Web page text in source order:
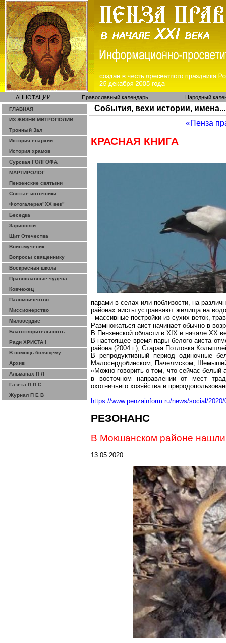
АННОТАЦИИ Православный календарь Народный
ГЛАВНАЯ
ИЗ ЖИЗНИ МИТРОПОЛИИ
Тронный Зал
История епархии
История храмов
Сурская ГОЛГОФА
МАРТИРОЛОГ
Пензенские святыни
Святые источники
Фотогалерея"ХХ век"
Беседка
Зарисовки
Щит Отечества
Воин-мученик
Вопросы священнику
Воскресная школа
Православные чудеса
Ковчежец
Паломничество
Миссионерство
Милосердие
Благотворительность
Ради ХРИСТА !
В помощь болящему
Архив
Альманах П Л
Газета П П С
Журнал П Е В
События, вехи истории, имена...
«Пенза
КРАСНАЯ КНИГА
парами в селах или поблизости, на
районах аисты устраивают жилища на
- массивные постройки из сухих веток,
Размножаться аист начинает обычно в
В Пензенской области в Х Х и начале ХХ
В настоящее время пары белого аиста
района (2004 г.), Старая Потловка
В репродуктивный период одиночные
Малосердобинском, Пачелмском,
«Можно говорить о том, что сейчас белый
в восточном направлении от мест
охотничьего хозяйства и
https://www.penzainform.ru/news/social/
РЕЗОНАНС
В Мокшанском районе нашли
13.05.2020